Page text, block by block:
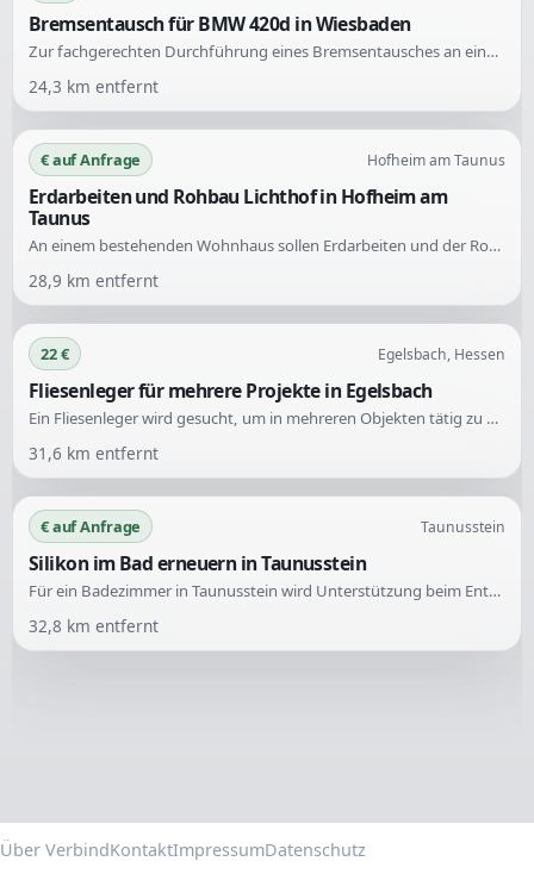
Bremsentausch für BMW 420d in Wiesbaden
Zur fachgerechten Durchführung eines Bremsentausches an einem BMW 420d Diesel (Baujahr 2018) wird Unterstützung gesucht. Die benötigten Ersatzteile sind vorhanden, es geht nur um den Einbau. Die Arbeiten sollen kurzfristig in Wiesbaden erfolgen.
24,3 km entfernt
€ auf Anfrage Hofheim am Taunus
Erdarbeiten und Rohbau Lichthof in Hofheim am
Taunus
An einem bestehenden Wohnhaus sollen Erdarbeiten und der Rohbau für einen Lichthof durchgeführt werden. Die Arbeiten umfassen Aushub, Rohbau der Lichthofwände und Abdichtungsmaßnahmen.
28,9 km entfernt
22 € Egelsbach, Hessen
Fliesenleger für mehrere Projekte in Egelsbach
Ein Fliesenleger wird gesucht, um in mehreren Objekten tätig zu werden. Die Arbeiten umfassen verschiedene Fliesenverlegungen.
31,6 km entfernt
€ auf Anfrage Taunusstein
Silikon im Bad erneuern in Taunusstein
Für ein Badezimmer in Taunusstein wird Unterstützung beim Entfernen alten Silikons und dem Auftragen von neuem Silikon gesucht. Bilder können zur Verfügung gestellt werden, um die Aufgabe zu verdeutlichen.
32,8 km entfernt
Über VerbindKontaktImpressumDatenschutz